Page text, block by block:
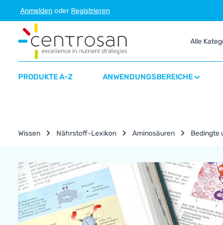
Hauptinhalt springen
Zur Suche springen
Zur Hauptnavigation springen
Anmelden oder Registrieren
Alle
PRODUKTE A-Z ANWENDUNGSBEREICHE
Wissen Nährstoff-Lexikon Aminosäuren Bedingte
Nährstoff-Lexikon